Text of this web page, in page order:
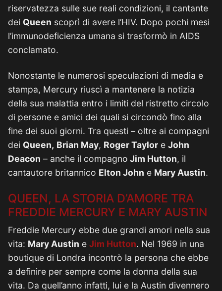
riservatezza sulle sue reali condizioni, il cantante
dei Queen scoprì di avere l’HIV. Dopo pochi mesi
l’immunodeficienza umana si trasformò in AIDS
conclamato.
Nonostante le numerosi speculazioni di media e
stampa, Mercury riuscì a mantenere la notizia
della sua malattia entro i limiti del ristretto circolo
di persone e amici dei quali si circondò fino alla
fine dei suoi giorni. Tra questi – oltre ai compagni
dei Queen, Brian May, Roger Taylor e John
Deacon – anche il compagno Jim Hutton, il
cantautore britannico Elton John e Mary Austin.
QUEEN, LA STORIA D’AMORE TRA
FREDDIE MERCURY E MARY AUSTIN
Freddie Mercury ebbe due grandi amori nella sua
vita: Mary Austin e Jim Hutton. Nel 1969 in una
boutique di Londra incontrò la persona che ebbe
a definire per sempre come la donna della sua
vita. Da quell’anno infatti, lui e la Austin divennero